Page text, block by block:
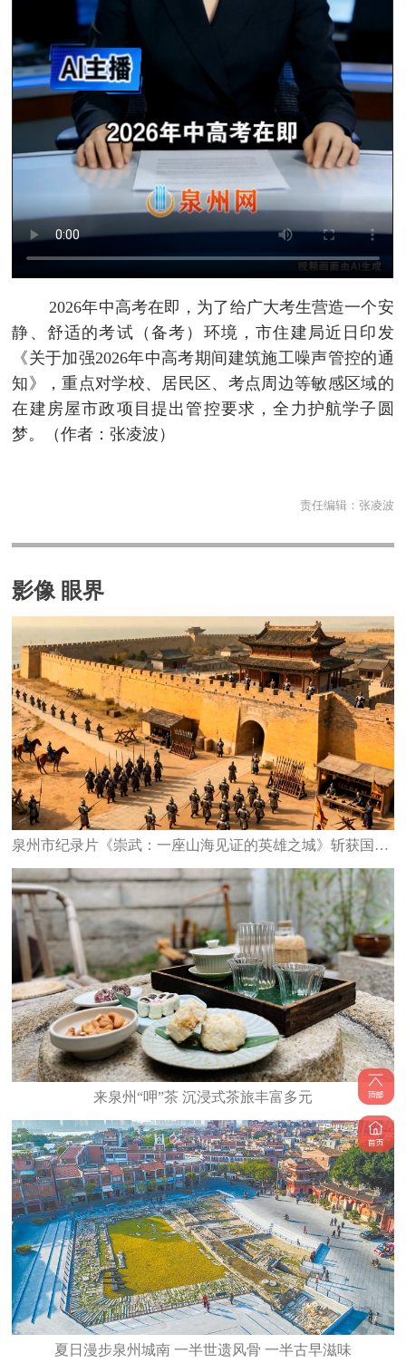
2026年中高考在即，为了给广大考生营造一个安
静、舒适的考试（备考）环境，市住建局近日印发
《关于加强2026年中高考期间建筑施工噪声管控的通
知》，重点对学校、居民区、考点周边等敏感区域的
在建房屋市政项目提出管控要求，全力护航学子圆
梦。（作者：张凌波）
责任编辑： 张凌波
影像 眼界
泉州市纪录片《崇武：一座山海见证的英雄之城》斩获国家级大奖
来泉州“呷”茶 沉浸式茶旅丰富多元
夏日漫步泉州城南 一半世遗风骨 一半古早滋味